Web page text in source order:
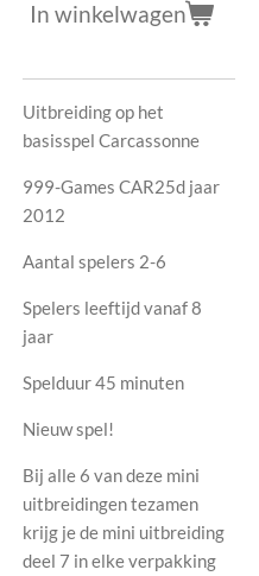
In winkelwagen
Uitbreiding op het
basisspel Carcassonne
999-Games CAR25d jaar
2012
Aantal spelers 2-6
Spelers leeftijd vanaf 8
jaar
Spelduur 45 minuten
Nieuw spel!
Bij alle 6 van deze mini
uitbreidingen tezamen
krijg je de mini uitbreiding
deel 7 in elke verpakking